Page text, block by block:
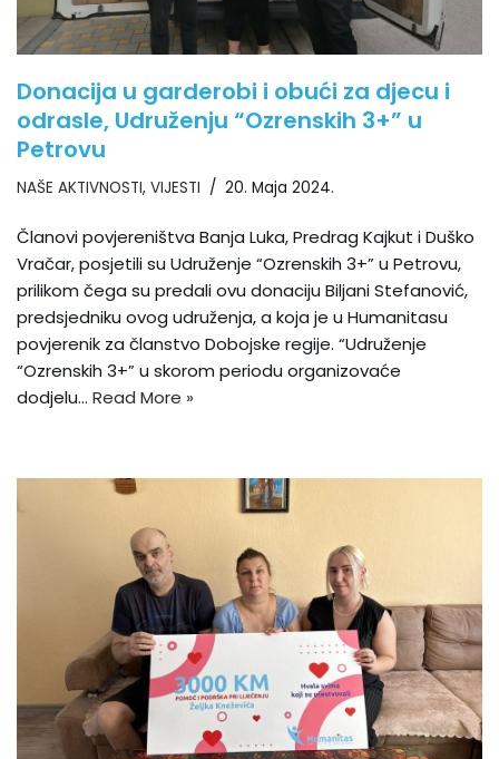
Donacija u garderobi i obući za djecu i
odrasle, Udruženju “Ozrenskih 3+” u
Petrovu
NAŠE AKTIVNOSTI, VIJESTI 20. Maja 2024.
Članovi povjereništva Banja Luka, Predrag Kajkut i Duško
Vračar, posjetili su Udruženje “Ozrenskih 3+” u Petrovu,
prilikom čega su predali ovu donaciju Biljani Stefanović,
predsjedniku ovog udruženja, a koja je u Humanitasu
povjerenik za članstvo Dobojske regije. “Udruženje
“Ozrenskih 3+” u skorom periodu organizovaće
dodjelu… Read More »